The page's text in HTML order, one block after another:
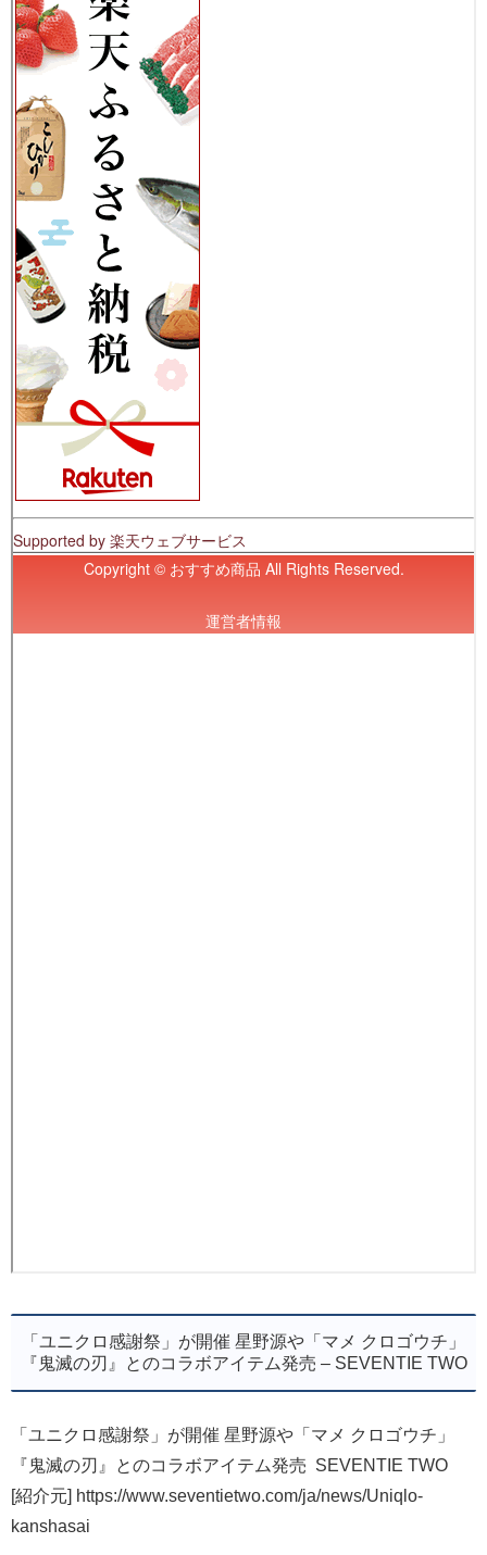
「ユニクロ感謝祭」が開催 星野源や「マメ クロゴウチ」
『鬼滅の刃』とのコラボアイテム発売 – SEVENTIE TWO
「ユニクロ感謝祭」が開催 星野源や「マメ クロゴウチ」
『鬼滅の刃』とのコラボアイテム発売 SEVENTIE TWO
[紹介元] https://www.seventietwo.com/ja/news/Uniqlo-
kanshasai